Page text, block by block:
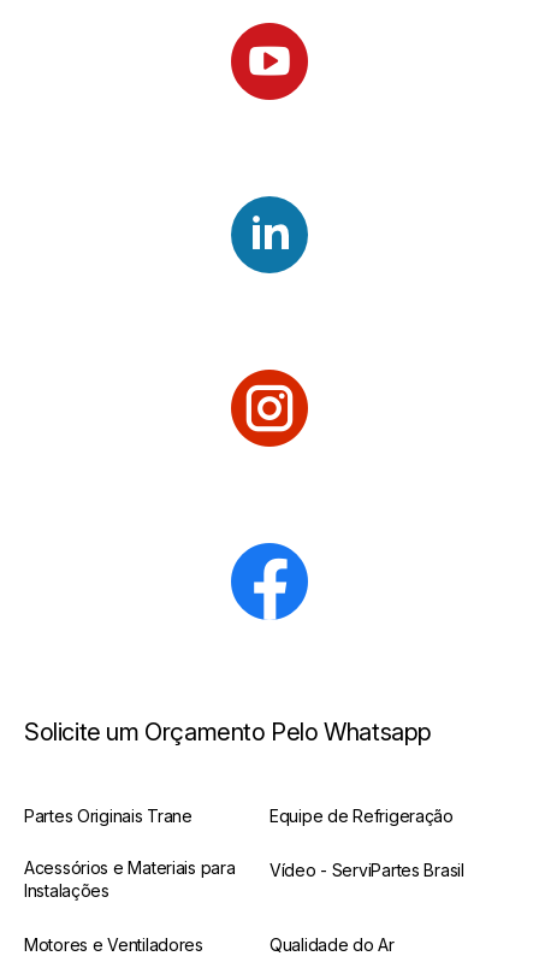
Solicite um Orçamento Pelo Whatsapp
Partes Originais Trane Equipe de Refrigeração
Acessórios e Materiais para
Instalações
Vídeo - ServiPartes Brasil
Motores e Ventiladores Qualidade do Ar